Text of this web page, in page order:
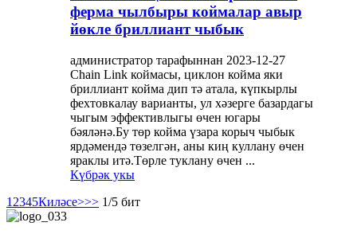
ферма чылбыры коймалар авыр
йөкле бриллиант чыбык
администратор тарафыннан 2023-12-27
Chain Link коймасы, циклон койма яки
бриллиант койма дип тә атала, күпкырлы
фехтовкалау варианты, ул хәзерге базардагы
чыгым эффективлыгы өчен югары
бәяләнә.Бу төр койма үзара корыч чыбык
ярдәмендә төзелгән, аны киң куллану өчен
яраклы итә.Төрле туклану өчен ...
Күбрәк укы
1 2345Киләсе>>> 1/5 бит